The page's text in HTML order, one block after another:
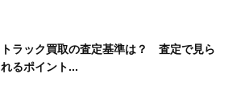
トラック買取の査定基準は？ 査定で見ら
れるポイント...